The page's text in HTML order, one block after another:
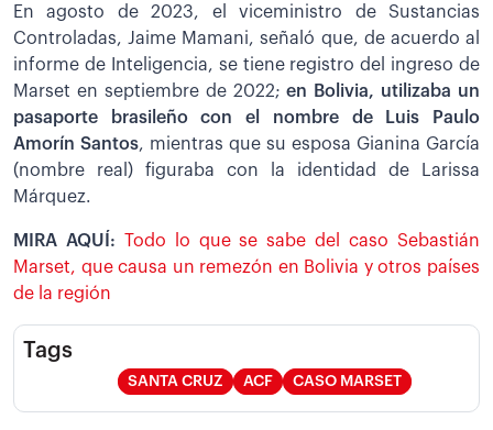
En agosto de 2023, el viceministro de Sustancias
Controladas, Jaime Mamani, señaló que, de acuerdo al
informe de Inteligencia, se tiene registro del ingreso de
Marset en septiembre de 2022;en Bolivia, utilizaba un
pasaporte brasileño con el nombre de Luis Paulo
Amorín Santos, mientras que su esposa Gianina García
(nombre real) figuraba con la identidad de Larissa
Márquez.
MIRA AQUÍ: Todo lo que se sabe del caso Sebastián
Marset, que causa un remezón en Bolivia y otros países
de la región
Tags
SANTA CRUZ ACF CASO MARSET